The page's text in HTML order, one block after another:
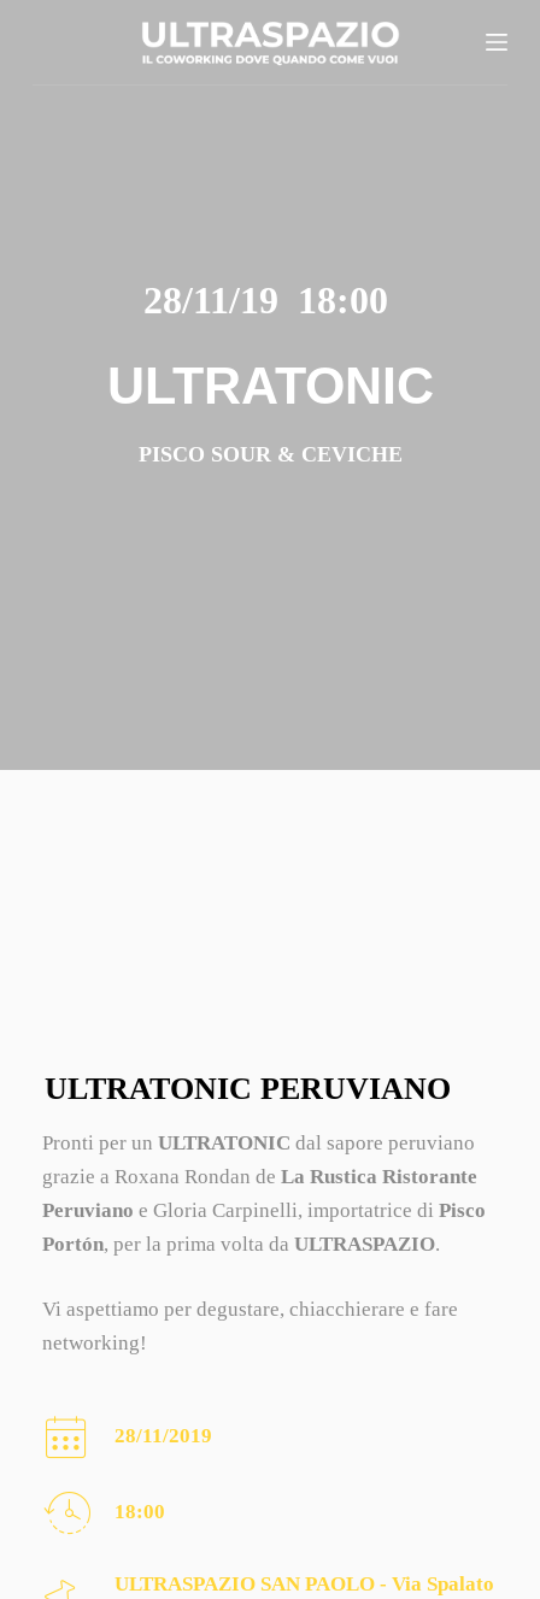
28/11/19 18:00
ULTRATONIC
PISCO SOUR & CEVICHE
ULTRATONIC PERUVIANO
Pronti per un ULTRATONIC dal sapore peruviano
grazie a Roxana Rondan de La Rustica Ristorante
Peruviano e Gloria Carpinelli, importatrice di Pisco
Portón, per la prima volta da ULTRASPAZIO.
Vi aspettiamo per degustare, chiacchierare e fare
networking!
28/11/2019
18:00
ULTRASPAZIO SAN PAOLO - Via Spalato